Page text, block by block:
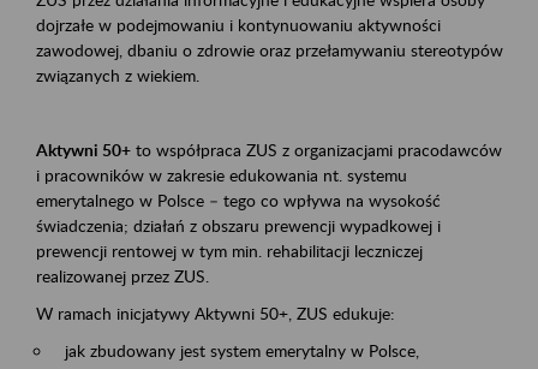
dojrzałe w podejmowaniu i kontynuowaniu aktywności
zawodowej, dbaniu o zdrowie oraz przełamywaniu stereotypów
związanych z wiekiem.
Aktywni 50+ to współpraca ZUS z organizacjami pracodawców
i pracowników w zakresie edukowania nt. systemu
emerytalnego w Polsce – tego co wpływa na wysokość
świadczenia; działań z obszaru prewencji wypadkowej i
prewencji rentowej w tym min. rehabilitacji leczniczej
realizowanej przez ZUS.
W ramach inicjatywy Aktywni 50+, ZUS edukuje:
jak zbudowany jest system emerytalny w Polsce,